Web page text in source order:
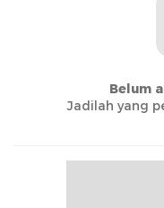
Belum
Jadilah yang